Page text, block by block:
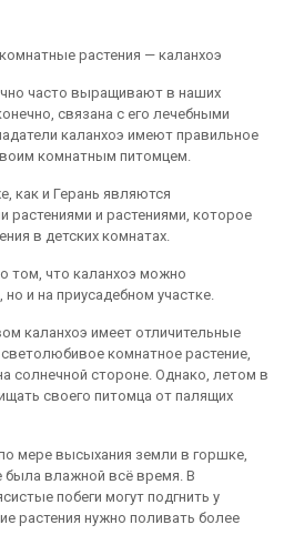
растения — каланхоэ
часто выращивают в наших
связана с его лечебными
каланхоэ имеют правильное
комнатным питомцем.
как и Герань являются
и растениями, которое
в детских комнатах.
том, что каланхоэ можно
и на приусадебном участке.
каланхоэ имеет отличительные
комнатное растение,
солнечной стороне. Однако, летом в
своего питомца от палящих
мере высыхания земли в горшке,
была влажной всё время. В
побеги могут подгнить у
растения нужно поливать более